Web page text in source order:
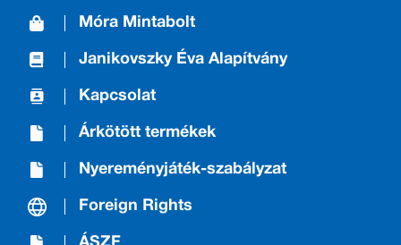
Móra Mintabolt
Janikovszky Éva Alapítvány
Kapcsolat
Árkötött termékek
Nyereményjáték-szabályzat
Foreign Rights